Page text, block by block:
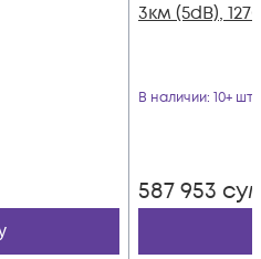
3км (5dB),
В наличии: 10+ шт
587 953